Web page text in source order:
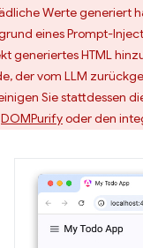
Werte generiert
eines Prompt-
generiertes HTML
der vom LLM
Sie stattdessen
DOMPurifyoder den